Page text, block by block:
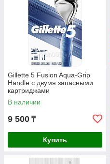
Gillette 5 Fusion Aqua-Grip
Handle с двумя запасными
картриджами
В наличии
9 500 ₸
Купить